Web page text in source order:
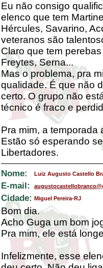
Eu não consigo
elenco que tem
Hércules, Savarino,
veteranos são
Claro que tem
Freytes, Serna...
Mas o problema, pra
qualidade. É que não
certo. O grupo não
técnico é fraco e
Pra mim, a temporada
Estão só esperando
Libertadores.
Nome: Luiz Augusto Castello
E-mail:
Cidade: Miguel Pereira-RJ
Bom dia.
Acho Guga um bom
Pra mim, ele está
Infelizmente, esse